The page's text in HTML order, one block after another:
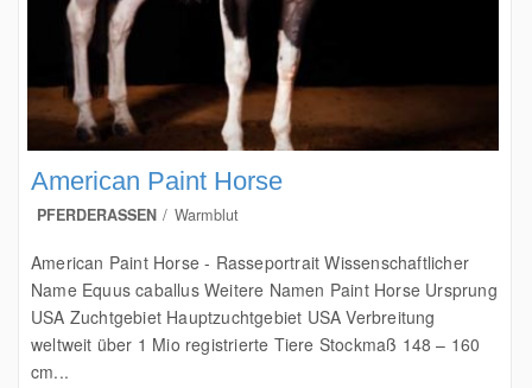
American Paint Horse
PFERDERASSEN Warmblut
American Paint Horse - Rasseportrait Wissenschaftlicher
Name Equus caballus Weitere Namen Paint Horse Ursprung
USA Zuchtgebiet Hauptzuchtgebiet USA Verbreitung
weltweit über 1 Mio registrierte Tiere Stockmaß 148 – 160
cm...